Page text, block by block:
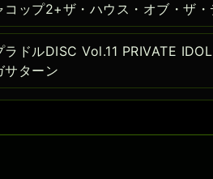
コップ2+ザ・ハウス・オブ・ザ
ラドルDISC Vol.11 PRIVATE
サターン